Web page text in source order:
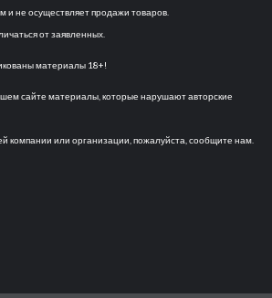
и не осуществляет продажи товаров.
от заявленных.
материалы 18+!
сайте материалы, которые нарушают авторские
или организации, пожалуйста, сообщите нам.